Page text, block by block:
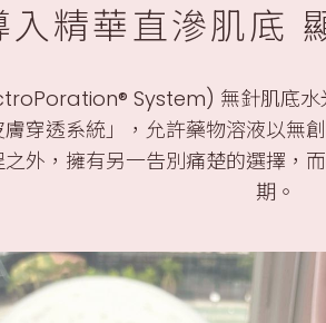
入精華直滲肌底
System) 無針肌底水
穿透系統」，允許藥物溶液以無
外，擁有另一告別痛楚的選擇，
期。